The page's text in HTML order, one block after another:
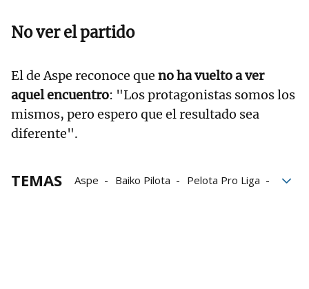
No ver el partido
El de Aspe reconoce que no ha vuelto a ver
aquel encuentro: "Los protagonistas somos los
mismos, pero espero que el resultado sea
diferente".
TEMAS Aspe Baiko Pilota
Pelota Pro Liga